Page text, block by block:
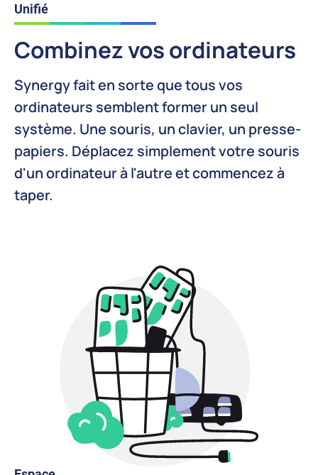
Unifié
Combinez vos ordinateurs
Synergy fait en sorte que tous vos
ordinateurs semblent former un seul
système. Une souris, un clavier, un presse-
papiers. Déplacez simplement votre souris
d'un ordinateur à l'autre et commencez à
taper.